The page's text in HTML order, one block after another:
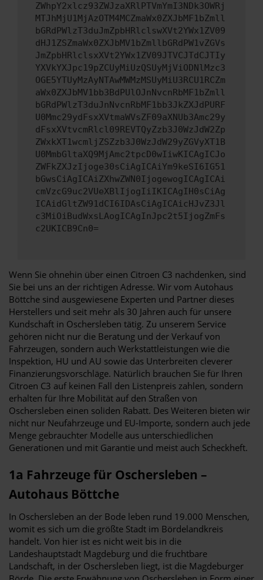
ZWhpY2xlcz93ZWJzaXRlPTVmYmI3NDk3OWRj
MTJhMjU1MjAzOTM4MCZmaWx0ZXJbMF1bZmll
bGRdPWlzT3duJmZpbHRlclswXVt2YWx1ZV09
dHJ1ZSZmaWx0ZXJbMV1bZmllbGRdPW1vZGVs
JmZpbHRlclsxXVt2YWx1ZV09JTVCJTdCJTIy
YXVkYXJpc19pZCUyMiUzQSUyMjViODNlMzc3
OGE5YTUyMzAyNTAwMWMzMSUyMiU3RCU1RCZm
aWx0ZXJbMV1bb3BdPUlOJnNvcnRbMF1bZmll
bGRdPWlzT3duJnNvcnRbMF1bb3JkZXJdPURF
U0Mmc29ydFsxXVtmaWVsZF09aXNUb3Amc29y
dFsxXVtvcmRlcl09REVTQyZzb3J0WzJdW2Zp
ZWxkXT1wcmljZSZzb3J0WzJdW29yZGVyXT1B
U0MmbGltaXQ9MjAmc2tpcD0wIiwKICAgICJo
ZWFkZXJzIjoge30sCiAgICAiYm9keSI6IG51
bGwsCiAgICAiZXhwZWN0IjogewogICAgICAi
cmVzcG9uc2VUeXBlIjogIiIKICAgIH0sCiAg
ICAidGltZW91dCI6IDAsCiAgICAicHJvZ3Jl
c3MiOiBudWxsLAogICAgInJpc2t5IjogZmFs
c2UKICB9Cn0=
Wenn Sie ohnehin über einen Citroen C3 nachdenken, sind
Sie bei uns an der richtigen Adresse. Wir vom Autohaus
Böttche sind ausgewiesene Experten und Partner dieses
Herstellers und seit mehr als 30 Jahren auch für unsere
Kundschaft in Oschersleben tätig. Zu unserem Service
gehören nicht nur die Beratung und der Verkauf von
Fahrzeugen, sondern auch Werkstattleistungen wie die
Inspektion, HU und AU sowie das Unterbreiten cleverer
Finanzierungsvorschläge. Natürlich brauchen Sie für Ihren
Citroen C3 auf keinen Fall den Listenpreis zahlen, sondern
erhalten für Ihre Mobilität auf den Straßen von
Oschersleben einen soliden Rabatt. Des Weiteren bieten wir
nicht nur Neufahrzeuge und EU-Importe, sondern auch jede
Menge gebrauchter Modelle aus unterschiedlichen
Generationen und mit Garantie und meist auch Scheckheft.
1a Fahrzeuge für Oschersleben –
Autohaus Böttche
In Oschersleben an der Bode leben rund 19.000 Menschen,
womit es sich um die größte Stadt im Bördelandkreis
handelt. Von hier ist es nicht weit bis in die
Landeshauptstadt Magdeburg und die fruchtbare
Landschaft, in der Oschersleben liegt, ist die Magdeburger